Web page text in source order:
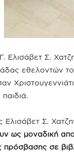
Ελισάβετ Σ.
εθελοντών
Ελισάβετ Σ.
ως μοναδική
σε